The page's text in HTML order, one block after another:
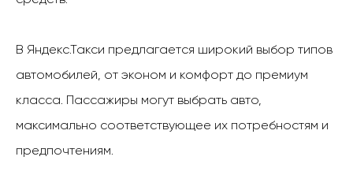
В Яндекс.Такси предлагается широкий выбор типов
автомобилей, от эконом и комфорт до премиум
класса. Пассажиры могут выбрать авто,
максимально соответствующее их потребностям и
предпочтениям.